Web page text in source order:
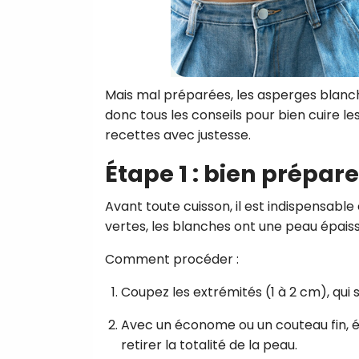
Mais mal préparées, les asperges
donc tous les conseils pour bien cuire
recettes avec justesse.
Étape 1 : bien
Avant toute cuisson, il est
vertes, les blanches ont une peau
Comment procéder :
Coupez les extrémités (1 à 2 cm), qui
Avec un économe ou un couteau fin,
retirer la totalité de la peau.